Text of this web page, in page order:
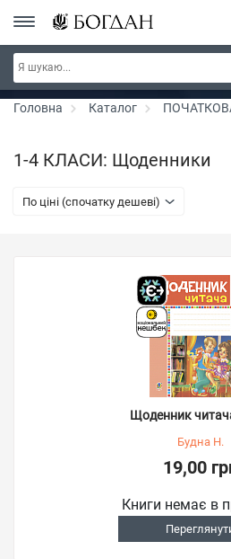
РОЗПРОДАЖ ~ 150 грн ~ 200 грн ~ 250
300 грн ~ РОЗПРОДАЖ
Головна Каталог
1-4 КЛАСИ: Щоденники
По ціні (спочатку дешеві)
Щоденник
Будна Н.
19,00
Книги немає в